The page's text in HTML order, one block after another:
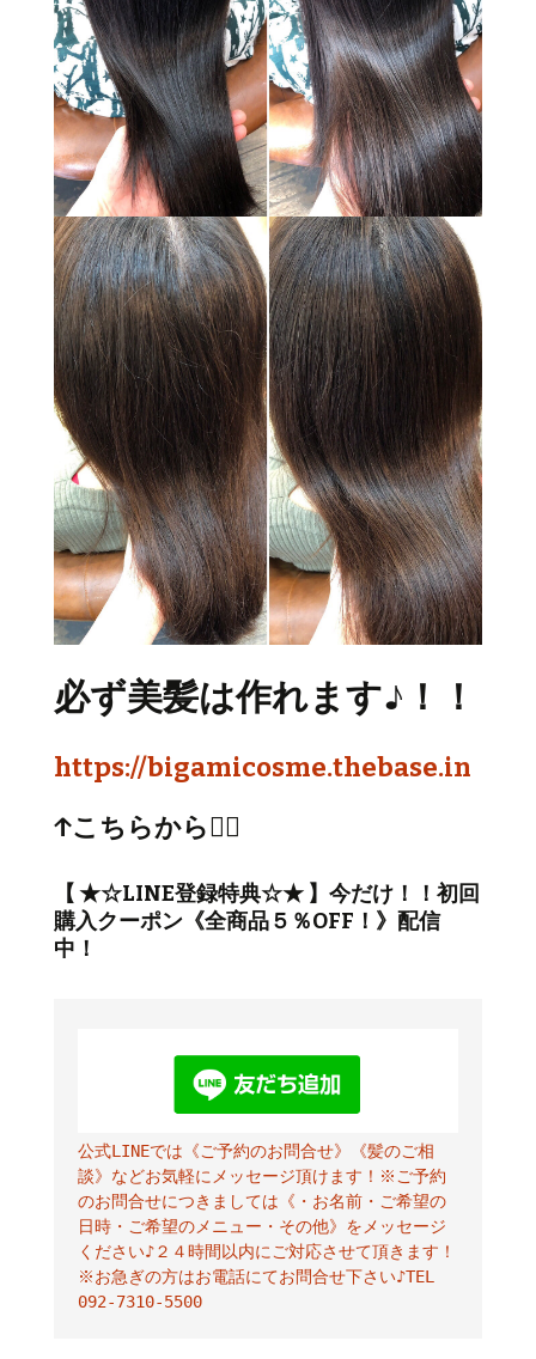
必ず美髪は作れます♪！！
https://bigamicosme.thebase.in
↑こちらから💁‍♂️
【 ★☆LINE登録特典☆★ 】今だけ！！初回
購入クーポン《全商品５％OFF！》配信
中！
公式LINEでは《ご予約のお問合せ》《髪のご相
談》などお気軽にメッセージ頂けます！※ご予約
のお問合せにつきましては《・お名前・ご希望の
日時・ご希望のメニュー・その他》をメッセージ
ください♪２４時間以内にご対応させて頂きます！
※お急ぎの方はお電話にてお問合せ下さい♪TEL
092-7310-5500